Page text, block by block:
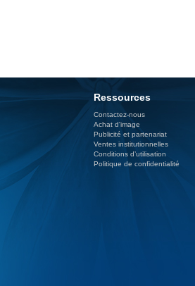
Ressources
Contactez-nous
Achat d'image
Publicité et partenariat
Ventes institutionnelles
Conditions d’utilisation
Politique de confidentialité